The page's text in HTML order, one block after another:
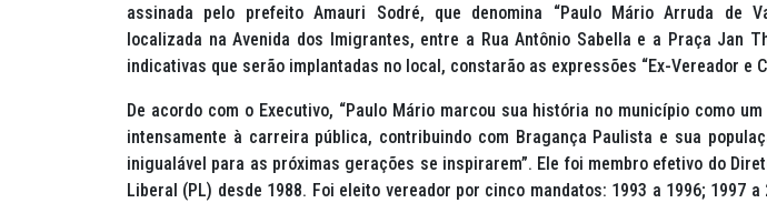
assinada pelo prefeito Amauri Sodré, que denomina “Paulo Mário Arruda de
localizada na Avenida dos Imigrantes, entre a Rua Antônio Sabella e a Praça Jan
indicativas que serão implantadas no local, constarão as expressões “Ex-Vereador e
De acordo com o Executivo, “Paulo Mário marcou sua história no município como
intensamente à carreira pública, contribuindo com Bragança Paulista e sua
inigualável para as próximas gerações se inspirarem”. Ele foi membro efetivo do
Liberal (PL) desde 1988. Foi eleito vereador por cinco mandatos: 1993 a 1996; 1997 a